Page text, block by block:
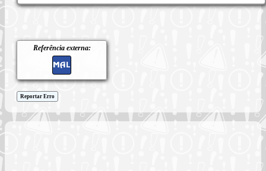
Referência externa:
Reportar Erro